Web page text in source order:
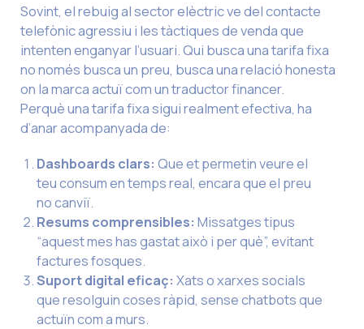
Sovint, el rebuig al sector elèctric ve del contacte
telefònic agressiu i les tàctiques de venda que
intenten enganyar l’usuari. Qui busca una tarifa fixa
no només busca un preu, busca una relació honesta
on la marca actuï com un traductor financer.
Perquè una tarifa fixa sigui realment efectiva, ha
d’anar acompanyada de:
Dashboards clars: Que et permetin veure el
teu consum en temps real, encara que el preu
no canviï.
Resums comprensibles: Missatges tipus
“aquest mes has gastat això i per què”, evitant
factures fosques.
Suport digital eficaç: Xats o xarxes socials
que resolguin coses ràpid, sense chatbots que
actuïn com a murs.